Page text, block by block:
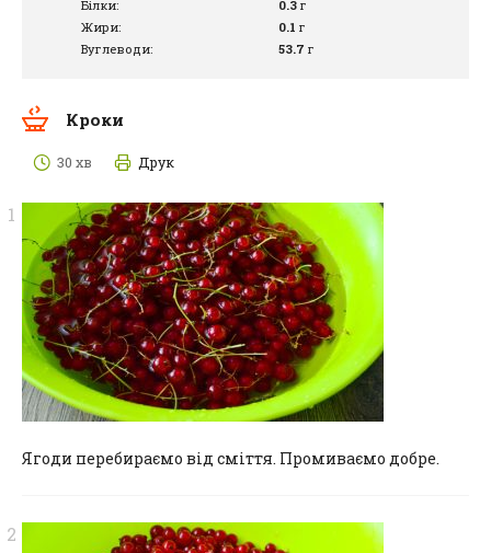
Білки:
0.3 г
Жири:
0.1 г
Вуглеводи:
53.7 г
Кроки
30 хв Друк
Ягоди перебираємо від сміття. Промиваємо добре.